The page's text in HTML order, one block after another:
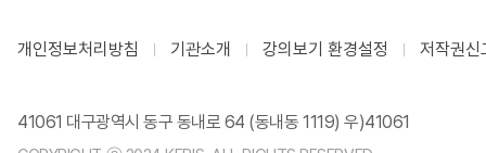
개인정보처리방침 기관소개 강의보기 환경설정 저작권신
41061 대구광역시 동구 동내로 64 (동내동 1119) 우)41061